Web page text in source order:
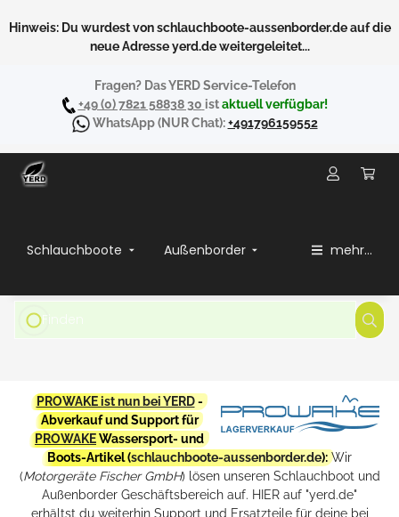
Hinweis: Du wurdest von schlauchboote-aussenborder.de auf die
neue Adresse yerd.de weitergeleitet...
Fragen? Das YERD Service-Telefon
+49 (0) 7821 58838 30 istaktuell verfügbar!
WhatsApp(NUR Chat):+491796159552
Schlauchboote Außenborder mehr...
PROWAKE ist nun bei YERD-
Abverkauf und Support für
PROWAKEWassersport- und
Boots-Artikel (schlauchboote-aussenborder.de): Wir
(Motorgeräte Fischer GmbH) lösen unseren Schlauchboot und
Außenborder Geschäftsbereich auf. HIER auf "yerd.de"
erhältst du weiterhin Support und Ersatzteile für deine bei